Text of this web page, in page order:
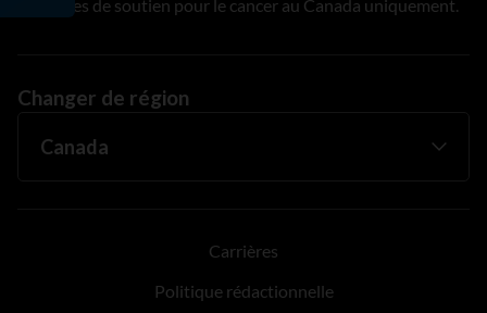
services de soutien pour le cancer au Canada uniquement.
Changer de région
Carrières
Politique rédactionnelle